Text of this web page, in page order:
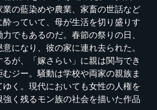
の藍染めや農業、家畜の世話など
っていて、母が生活を切り盛りす
でもあるのだ。春節の祭りの日、
になり、彼の家に連れ去られた。
が、「嫁さらい」に親は関与でき
ジー。騒動は学校や両家の親族ま
く。現代においても女性の人権を
く残るモン族の社会を描いた作品